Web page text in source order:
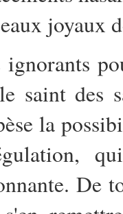
joyaux
saint
la
De